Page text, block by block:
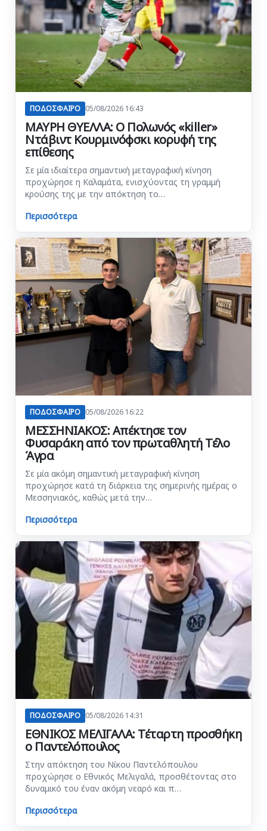
ΠΟΔΟΣΦΑΙΡΟ 05/08/2026 16:43
ΜΑΥΡΗ ΘΥΕΛΛΑ: Ο Πολωνός «killer»
Ντάβιντ Κουρμινόφσκι κορυφή της
επίθεσης
Σε μία ιδιαίτερα σημαντική μεταγραφική κίνηση
προχώρησε η Καλαμάτα, ενισχύοντας τη γραμμή
κρούσης της με την απόκτηση το…
Περισσότερα
ΠΟΔΟΣΦΑΙΡΟ 05/08/2026 16:22
ΜΕΣΣΗΝΙΑΚΟΣ: Απέκτησε τον
Φυσαράκη από τον πρωταθλητή Τέλο
Άγρα
Σε μία ακόμη σημαντική μεταγραφική κίνηση
προχώρησε κατά τη διάρκεια της σημερινής ημέρας ο
Μεσσηνιακός, καθώς μετά την…
Περισσότερα
ΠΟΔΟΣΦΑΙΡΟ 05/08/2026 14:31
ΕΘΝΙΚΟΣ ΜΕΛΙΓΑΛΑ: Τέταρτη προσθήκη
ο Παντελόπουλος
Στην απόκτηση του Νίκου Παντελόπουλου
προχώρησε ο Εθνικός Μελιγαλά, προσθέτοντας στο
δυναμικό του έναν ακόμη νεαρό και π…
Περισσότερα